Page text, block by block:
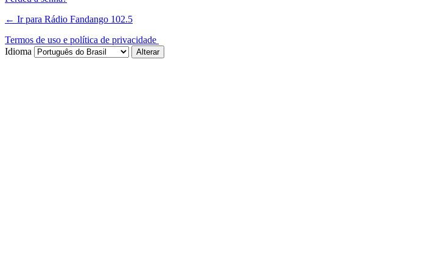
← Ir para Rádio Fandango 102.5
Termos de uso e política de privacidade
Idioma